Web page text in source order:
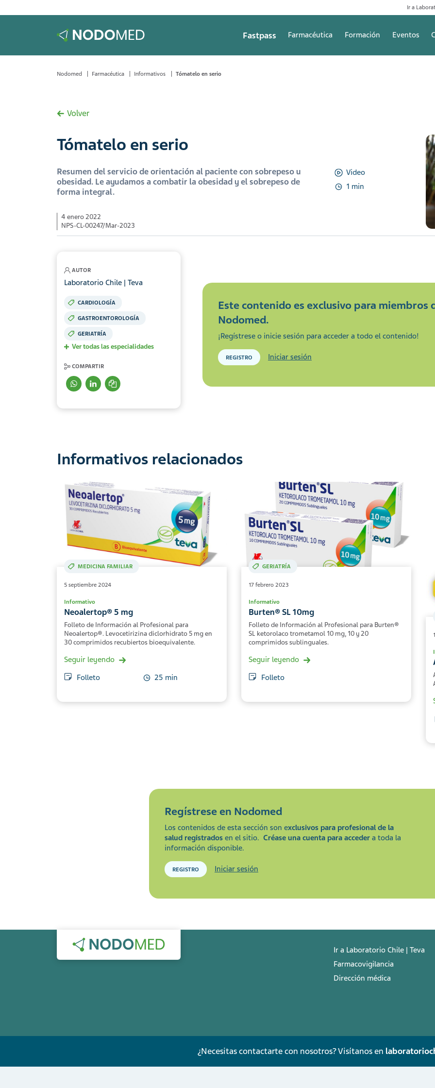
Ir a
Fastpass Farmacéutica Formación Eventos
Nodomed Farmacéutica Informativos Tómatelo en serio
Volver
Tómatelo en serio
Resumen del servicio de orientación al paciente con sobrepeso u
obesidad. Le ayudamos a combatir la obesidad y el sobrepeso de
forma integral.
4 enero 2022
NPS-CL-00247/Mar-2023
Video
1 min
AUTOR
Laboratorio Chile | Teva
CARDIOLOGÍA
GASTROENTOROLOGÍA
GERIATRÍA
Ver todas las especialidades
COMPARTIR
Este contenido es exclusivo para miembros
Nodomed.
¡Regístrese o inicie sesión para acceder a todo el contenido!
REGISTRO Iniciar sesión
Informativos relacionados
MEDICINA FAMILIAR
5 septiembre 2024
Informativo
Neoalertop® 5 mg
Folleto de Información al Profesional para
Neoalertop®. Levocetirizina diclorhidrato 5 mg en
30 comprimidos recubiertos bioequivalente.
Seguir leyendo
Folleto
25 min
GERIATRÍA
17 febrero 2023
Informativo
Burten® SL 10mg
Folleto de Información al Profesional para Burten®
SL ketorolaco trometamol 10 mg, 10 y 20
comprimidos sublinguales.
Seguir leyendo
Folleto
Regístrese en Nodomed
Los contenidos de esta sección son exclusivos para profesional de la
salud registrados en el sitio. Créase una cuenta para acceder a toda la
información disponible.
REGISTRO Iniciar sesión
Ir a Laboratorio Chile | Teva
Farmacovigilancia
Dirección médica
¿Necesitas contactarte con nosotros? Visítanos en